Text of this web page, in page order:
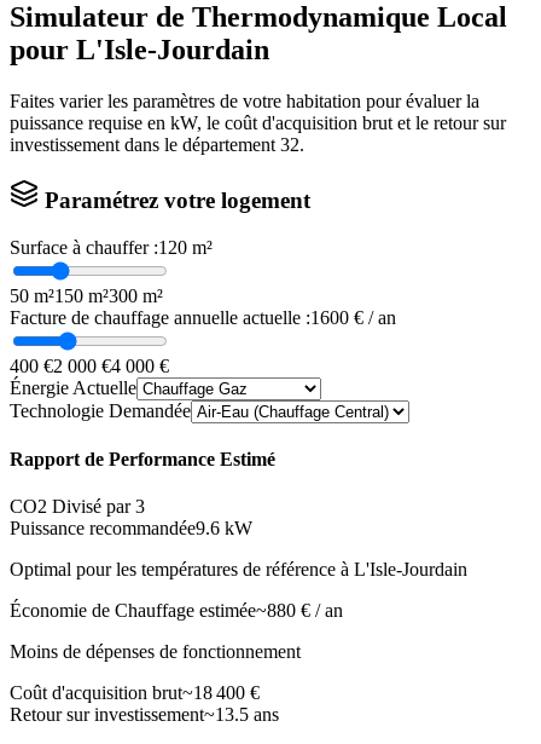
Simulateur de Thermodynamique Local
pour L'Isle-Jourdain
Faites varier les paramètres de votre habitation pour évaluer la
puissance requise en kW, le coût d'acquisition brut et le retour sur
investissement dans le département 32.
Paramétrez votre logement
Surface à chauffer :120 m²
50 m²150 m²300 m²
Facture de chauffage annuelle actuelle :1600 € / an
400 €2 000 €4 000 €
Énergie Actuelle
Technologie Demandée
Rapport de Performance Estimé
CO2 Divisé par 3
Puissance recommandée9.6 kW
Optimal pour les températures de référence à L'Isle-Jourdain
Économie de Chauffage estimée~880 € / an
Moins de dépenses de fonctionnement
Coût d'acquisition brut~18 400 €
Retour sur investissement~13.5 ans